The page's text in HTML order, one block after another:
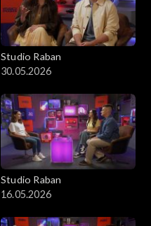
Studio Raban
30.05.2026
Studio Raban
16.05.2026